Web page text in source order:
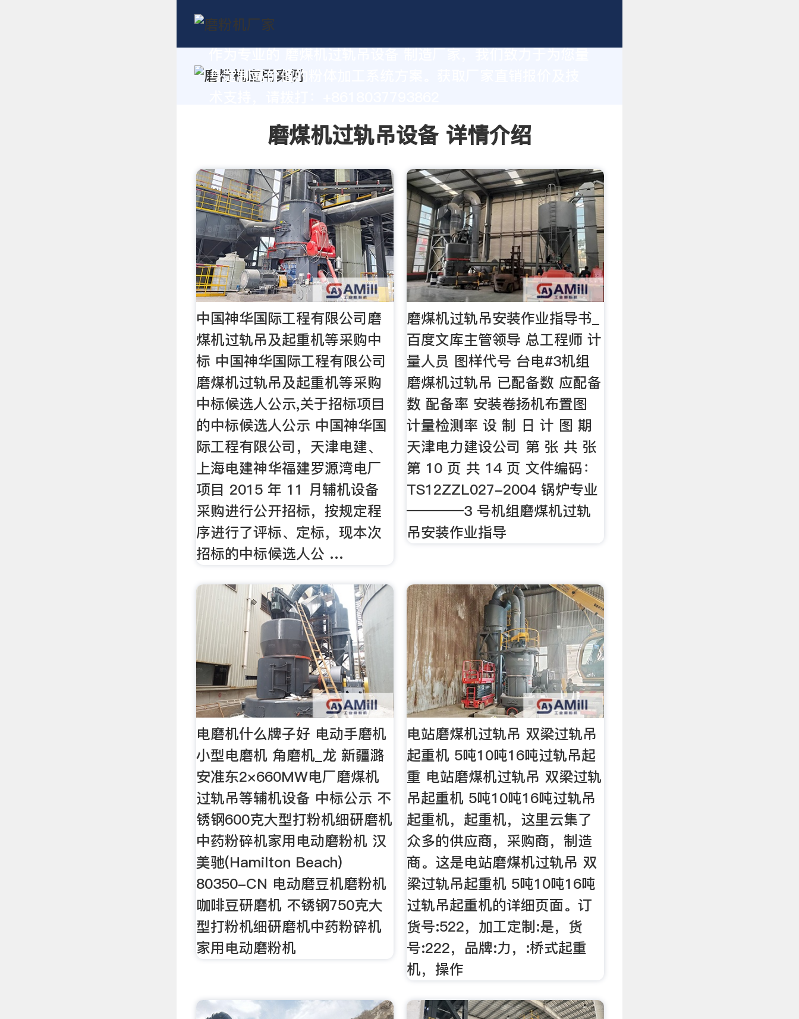
身定制高价值的粉体加工系统方案。获取厂家直销报价及技
磨煤机过轨吊设备 详情介绍
中国神华国际工程有限公司磨
煤机过轨吊及起重机等采购中
标 中国神华国际工程有限公司
磨煤机过轨吊及起重机等采购
中标候选人公示,关于招标项目
的中标候选人公示 中国神华国
际工程有限公司，天津电建、
上海电建神华福建罗源湾电厂
项目 2015 年 11 月辅机设备
采购进行公开招标，按规定程
序进行了评标、定标，现本次
招标的中标候选人公 …
磨煤机过轨吊安装作业指导书_
百度文库主管领导 总工程师 计
量人员 图样代号 台电#3机组
磨煤机过轨吊 已配备数 应配备
数 配备率 安装卷扬机布置图
计量检测率 设 制 日 计 图 期
天津电力建设公司 第 张 共 张
第 10 页 共 14 页 文件编码：
TS12ZZL027-2004 锅炉专业
————3 号机组磨煤机过轨
吊安装作业指导
电磨机什么牌子好 电动手磨机
小型电磨机 角磨机_龙 新疆潞
安准东2×660MW电厂磨煤机
过轨吊等辅机设备 中标公示 不
锈钢600克大型打粉机细研磨机
中药粉碎机家用电动磨粉机 汉
美驰(Hamilton Beach)
80350-CN 电动磨豆机磨粉机
咖啡豆研磨机 不锈钢750克大
型打粉机细研磨机中药粉碎机
家用电动磨粉机
电站磨煤机过轨吊 双梁过轨吊
起重机 5吨10吨16吨过轨吊起
重 电站磨煤机过轨吊 双梁过轨
吊起重机 5吨10吨16吨过轨吊
起重机，起重机，这里云集了
众多的供应商，采购商，制造
商。这是电站磨煤机过轨吊 双
梁过轨吊起重机 5吨10吨16吨
过轨吊起重机的详细页面。订
货号:522，加工定制:是，货
号:222，品牌:力，:桥式起重
机，操作